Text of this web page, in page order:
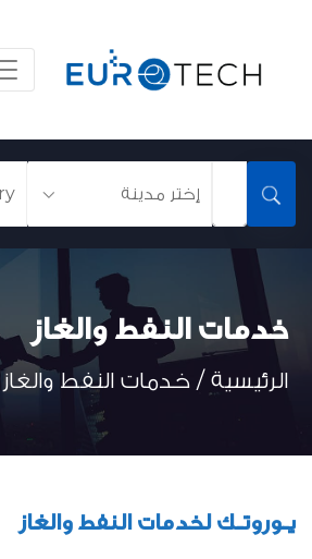
خدمات النفط والغاز
الرئيسية /خدمات النفط والغاز
يـوروتـك لخدمات النفط والغاز